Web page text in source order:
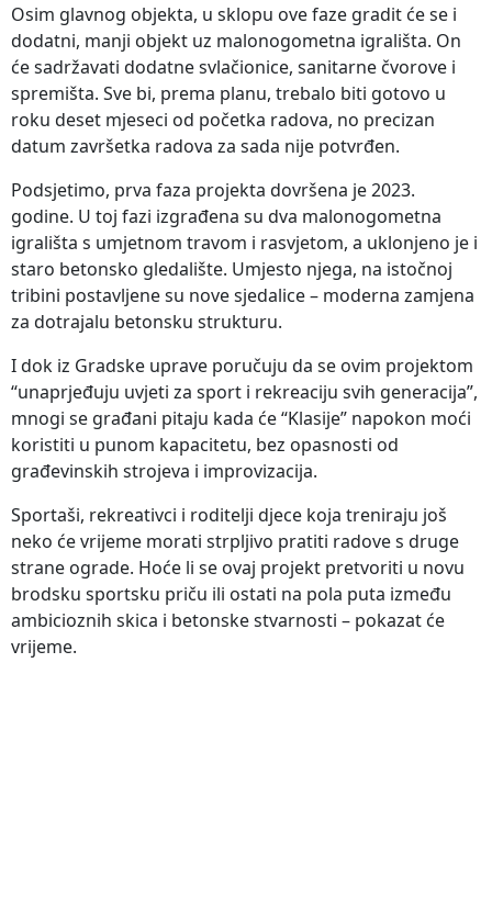
Osim glavnog objekta, u sklopu ove faze gradit će se i
dodatni, manji objekt uz malonogometna igrališta. On
će sadržavati dodatne svlačionice, sanitarne čvorove i
spremišta. Sve bi, prema planu, trebalo biti gotovo u
roku deset mjeseci od početka radova, no precizan
datum završetka radova za sada nije potvrđen.
Podsjetimo, prva faza projekta dovršena je 2023.
godine. U toj fazi izgrađena su dva malonogometna
igrališta s umjetnom travom i rasvjetom, a uklonjeno je i
staro betonsko gledalište. Umjesto njega, na istočnoj
tribini postavljene su nove sjedalice – moderna zamjena
za dotrajalu betonsku strukturu.
I dok iz Gradske uprave poručuju da se ovim projektom
“unaprjeđuju uvjeti za sport i rekreaciju svih generacija”,
mnogi se građani pitaju kada će “Klasije” napokon moći
koristiti u punom kapacitetu, bez opasnosti od
građevinskih strojeva i improvizacija.
Sportaši, rekreativci i roditelji djece koja treniraju još
neko će vrijeme morati strpljivo pratiti radove s druge
strane ograde. Hoće li se ovaj projekt pretvoriti u novu
brodsku sportsku priču ili ostati na pola puta između
ambicioznih skica i betonske stvarnosti – pokazat će
vrijeme.